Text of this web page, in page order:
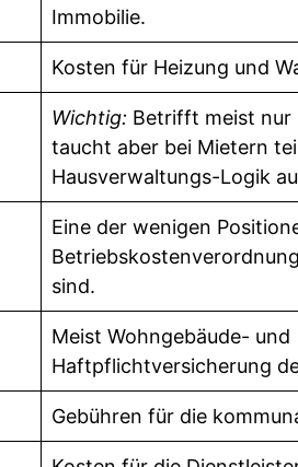
Immobilie.
Kosten für Heizung und
Wichtig: Betrifft meist nur
taucht aber bei Mietern
Hausverwaltungs-Logik
Eine der wenigen
sind.
Meist Wohngebäude- und
Haftpflichtversicherung
Gebühren für die